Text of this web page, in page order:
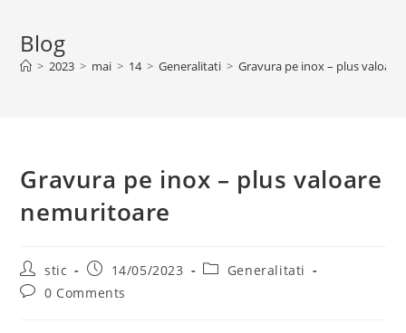
Blog
> 2023 > mai > 14 > Generalitati > Gravura pe inox – plus
Gravura pe inox – plus valoare
nemuritoare
Post
author:
stic
Post
published:
14/05/2023
PostGeneralitati
Post0 Comments